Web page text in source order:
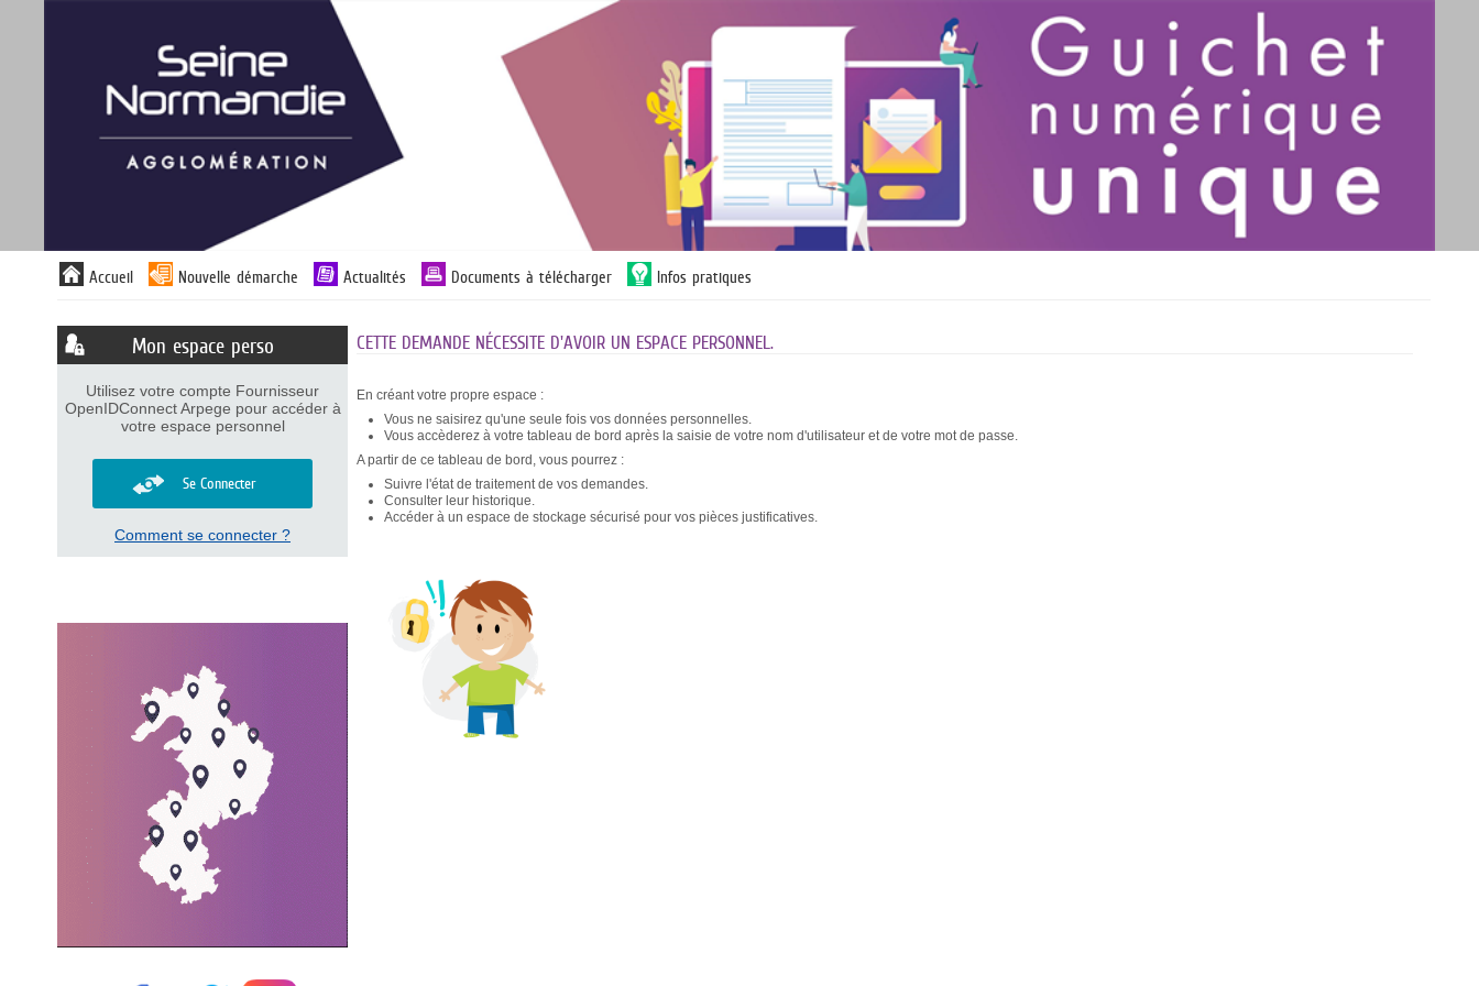
Liste
des
Accueil Nouvelle démarche Actualités Documents à télécharger Infos pratiques
Mon espace perso
Utilisez votre compte Fournisseur
OpenIDConnect Arpege pour accéder à
votre espace personnel
Se Connecter
Comment se connecter ?
CETTE DEMANDE NÉCESSITE D'AVOIR UN ESPACE PERSONNEL.
En créant votre propre espace :
Vous ne saisirez qu'une seule fois vos données personnelles.
Vous accèderez à votre tableau de bord après la saisie de votre nom d'utilisateur et de votre mot de passe.
A partir de ce tableau de bord, vous pourrez :
Suivre l'état de traitement de vos demandes.
Consulter leur historique.
Accéder à un espace de stockage sécurisé pour vos pièces justificatives.